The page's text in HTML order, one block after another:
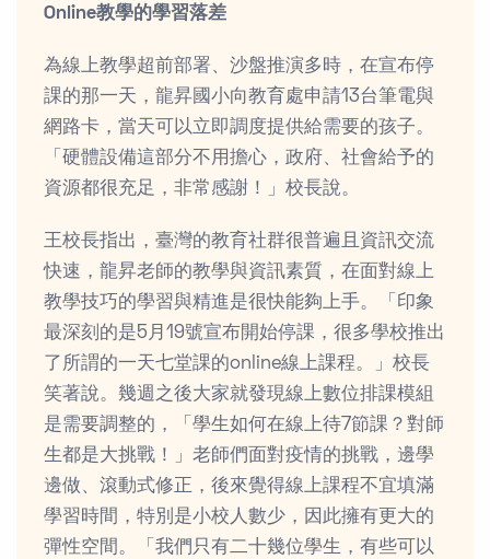
Online教學的學習落差
為線上教學超前部署、沙盤推演多時，在宣布停
課的那一天，龍昇國小向教育處申請13台筆電與
網路卡，當天可以立即調度提供給需要的孩子。
「硬體設備這部分不用擔心，政府、社會給予的
資源都很充足，非常感謝！」校長說。
王校長指出，臺灣的教育社群很普遍且資訊交流
快速，龍昇老師的教學與資訊素質，在面對線上
教學技巧的學習與精進是很快能夠上手。「印象
最深刻的是5月19號宣布開始停課，很多學校推出
了所謂的一天七堂課的online線上課程。」校長
笑著說。幾週之後大家就發現線上數位排課模組
是需要調整的，「學生如何在線上待7節課？對師
生都是大挑戰！」老師們面對疫情的挑戰，邊學
邊做、滾動式修正，後來覺得線上課程不宜填滿
學習時間，特別是小校人數少，因此擁有更大的
彈性空間。「我們只有二十幾位學生，有些可以